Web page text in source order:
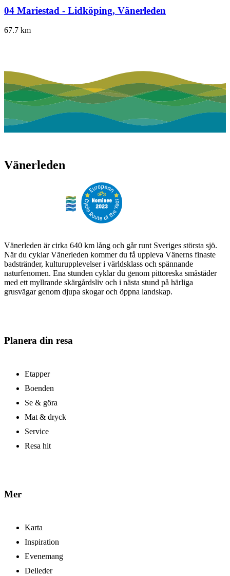
04 Mariestad - Lidköping, Vänerleden
67.7 km
Vänerleden
Vänerleden är cirka 640 km lång och går runt Sveriges största sjö.
När du cyklar Vänerleden kommer du få uppleva Vänerns finaste
badstränder, kulturupplevelser i världsklass och spännande
naturfenomen. Ena stunden cyklar du genom pittoreska småstäder
med ett myllrande skärgårdsliv och i nästa stund på härliga
grusvägar genom djupa skogar och öppna landskap.
Planera din resa
Etapper
Boenden
Se & göra
Mat & dryck
Service
Resa hit
Mer
Karta
Inspiration
Evenemang
Delleder